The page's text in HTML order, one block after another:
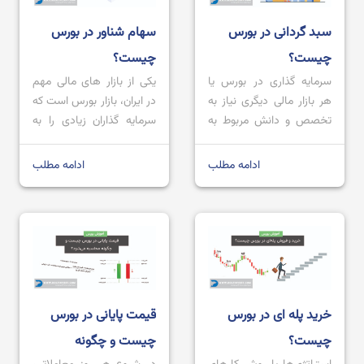
سبد گردانی در بورس
چیست؟
سرمایه ‌گذاری در بورس یا
هر بازار مالی دیگری نیاز به
تخصص و دانش مربوط به
خود است و اگر کسی بدون
دانش کافی و آموزش
سنگینی شود. به طور کلی
برای چنین افرادی 2 راه کار
وجود دارد؛ ابتدا باید آموزش
ببینند و سپس […]
ادامه مطلب
سهام شناور در بورس
چیست؟
یکی از بازار های مالی مهم
در ایران، بازار بورس است که
سرمایه گذاران زیادی را به
خود جذب در طی سال های
اخیر جذب کرده است. برای
آموزش های لازم را ببنید یا
حداقل با اصطلاحات رایج آن
آشنا باشید را تا بتوانید
راحت تر […]
ادامه مطلب
خرید پله ای در بورس
چیست؟
قیمت پایانی در بورس
چیست و چگونه